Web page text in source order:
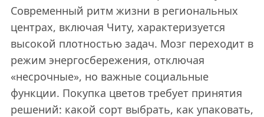
Современный ритм жизни в региональных
центрах, включая Читу, характеризуется
высокой плотностью задач. Мозг переходит в
режим энергосбережения, отключая
«несрочные», но важные социальные
функции. Покупка цветов требует принятия
решений: какой сорт выбрать, как упаковать,